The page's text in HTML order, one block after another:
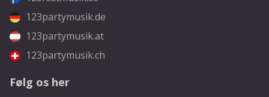
123partymusik.de
123partymusik.at
123partymusik.ch
Følg os her